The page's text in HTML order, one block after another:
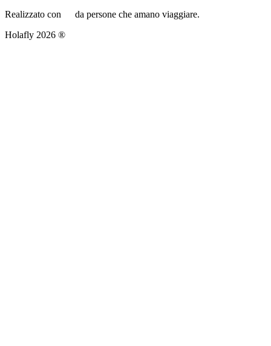
Realizzato con
da persone che amano viaggiare.
Holafly 2026 ®